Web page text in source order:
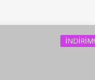
İNDIRIM!